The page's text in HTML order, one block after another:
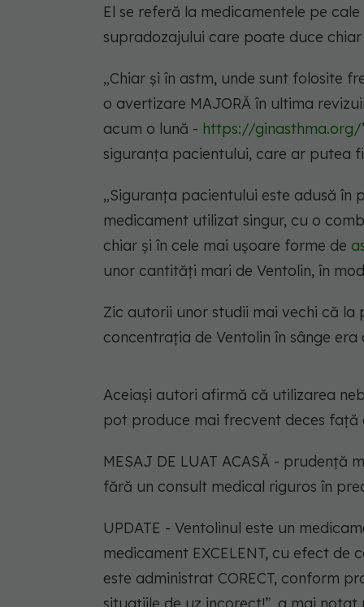
El se referă la medicamentele pe
supradozajului care poate duce
„Chiar și în astm, unde sunt folosite
o avertizare MAJORĂ în ultima
acum o lună - https://ginasthma.org/
siguranța pacientului, care ar putea
„Siguranța pacientului este adusă în
medicament utilizat singur, cu o
chiar și în cele mai ușoare forme de
unor cantități mari de Ventolin, în
Zic autorii unor studii mai vechi că
concentrația de Ventolin în sânge
Aceiași autori afirmă că utilizarea
pot produce mai frecvent deces față
MESAJ DE LUAT ACASĂ - prudență
fără un consult medical riguros în
UPDATE - Ventolinul este un
medicament EXCELENT, cu efect
este administrat CORECT, conform
situațiile de uz incorect!”, a mai notat